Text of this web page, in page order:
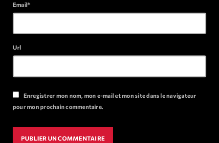
janvier 2024
octobre 2022
mai 2021
Email*
Url
Enregistrer mon nom, mon e-mail et mon site dans le navigateur
pour mon prochain commentaire.